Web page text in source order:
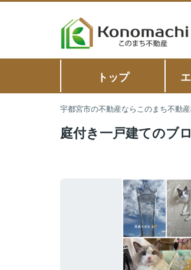
トップ
宇都宮市の不動産ならこのまち不動
庭付き一戸建てのブ